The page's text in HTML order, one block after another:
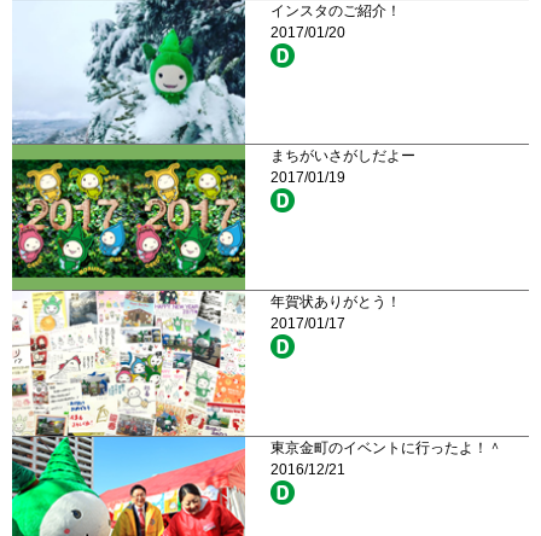
インスタのご紹介！
2017/01/20
まちがいさがしだよー
2017/01/19
年賀状ありがとう！
2017/01/17
東京金町のイベントに行ったよ！＾
2016/12/21